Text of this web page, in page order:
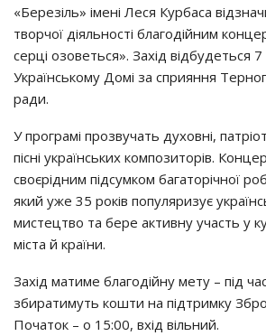
«Березіль» імені Леся Курбаса
творчої діяльності благодійним
серці озоветься». Захід відбудеться
Українському Домі за сприяння
ради.
У програмі прозвучать духовні,
пісні українських композиторів.
своєрідним підсумком багаторічної
який уже 35 років популяризує
мистецтво та бере активну участь у
міста й країни.
Захід матиме благодійну мету – під
збиратимуть кошти на підтримку
Початок – о 15:00, вхід вільний.